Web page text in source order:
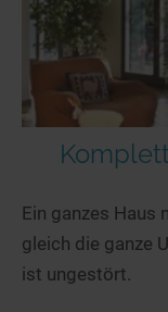
Ein ganzes Haus
gleich die ganze
ist ungestört.